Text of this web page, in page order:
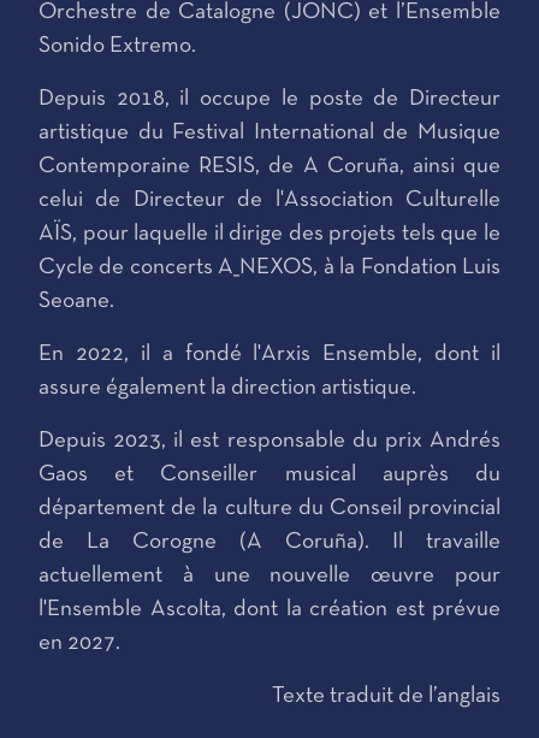
Orchestre de Catalogne (JONC) et l’Ensemble
Sonido Extremo.
Depuis 2018, il occupe le poste de Directeur
artistique du Festival International de Musique
Contemporaine RESIS, de A Coruña, ainsi que
celui de Directeur de l'Association Culturelle
AÏS, pour laquelle il dirige des projets tels que le
Cycle de concerts A_NEXOS, à la Fondation Luis
Seoane.
En 2022, il a fondé l'Arxis Ensemble, dont il
assure également la direction artistique.
Depuis 2023, il est responsable du prix Andrés
Gaos et Conseiller musical auprès du
département de la culture du Conseil provincial
de La Corogne (A Coruña). Il travaille
actuellement à une nouvelle œuvre pour
l'Ensemble Ascolta, dont la création est prévue
en 2027.
Texte traduit de l’anglais